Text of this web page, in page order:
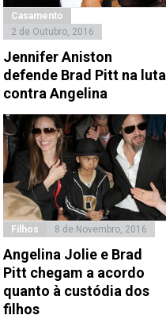
Casamento
2 de Outubro, 2016
Jennifer Aniston
defende Brad Pitt na luta
contra Angelina
Filhos 8 de Novembro, 2016
Angelina Jolie e Brad
Pitt chegam a acordo
quanto à custódia dos
filhos